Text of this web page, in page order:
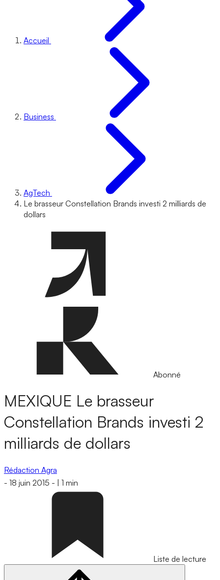
Accueil
Business
AgTech
Le brasseur Constellation Brands investi 2 milliards de
dollars
Abonné
MEXIQUE Le brasseur
Constellation Brands investi 2
milliards de dollars
Rédaction Agra
- 18 juin 2015 - 1 min
Liste de lecture